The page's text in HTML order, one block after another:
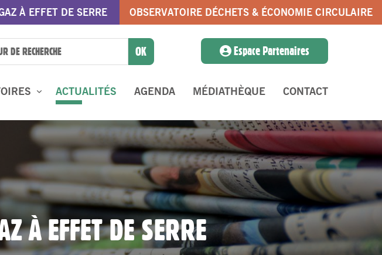
À EFFET DE SERRE OBSERVATOIRE DÉCHETS & ÉCONOMIE CIRCULAIRE
Espace Partenaires
ACTUALITÉS AGENDA MÉDIATHÈQUE CONTACT
À EFFET DE SERRE